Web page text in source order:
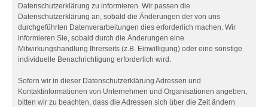
Datenschutzerklärung zu informieren. Wir passen die
Datenschutzerklärung an, sobald die Änderungen der von uns
durchgeführten Datenverarbeitungen dies erforderlich machen. Wir
informieren Sie, sobald durch die Änderungen eine
Mitwirkungshandlung Ihrerseits (z.B. Einwilligung) oder eine sonstige
individuelle Benachrichtigung erforderlich wird.
Sofern wir in dieser Datenschutzerklärung Adressen und
Kontaktinformationen von Unternehmen und Organisationen angeben,
bitten wir zu beachten, dass die Adressen sich über die Zeit ändern